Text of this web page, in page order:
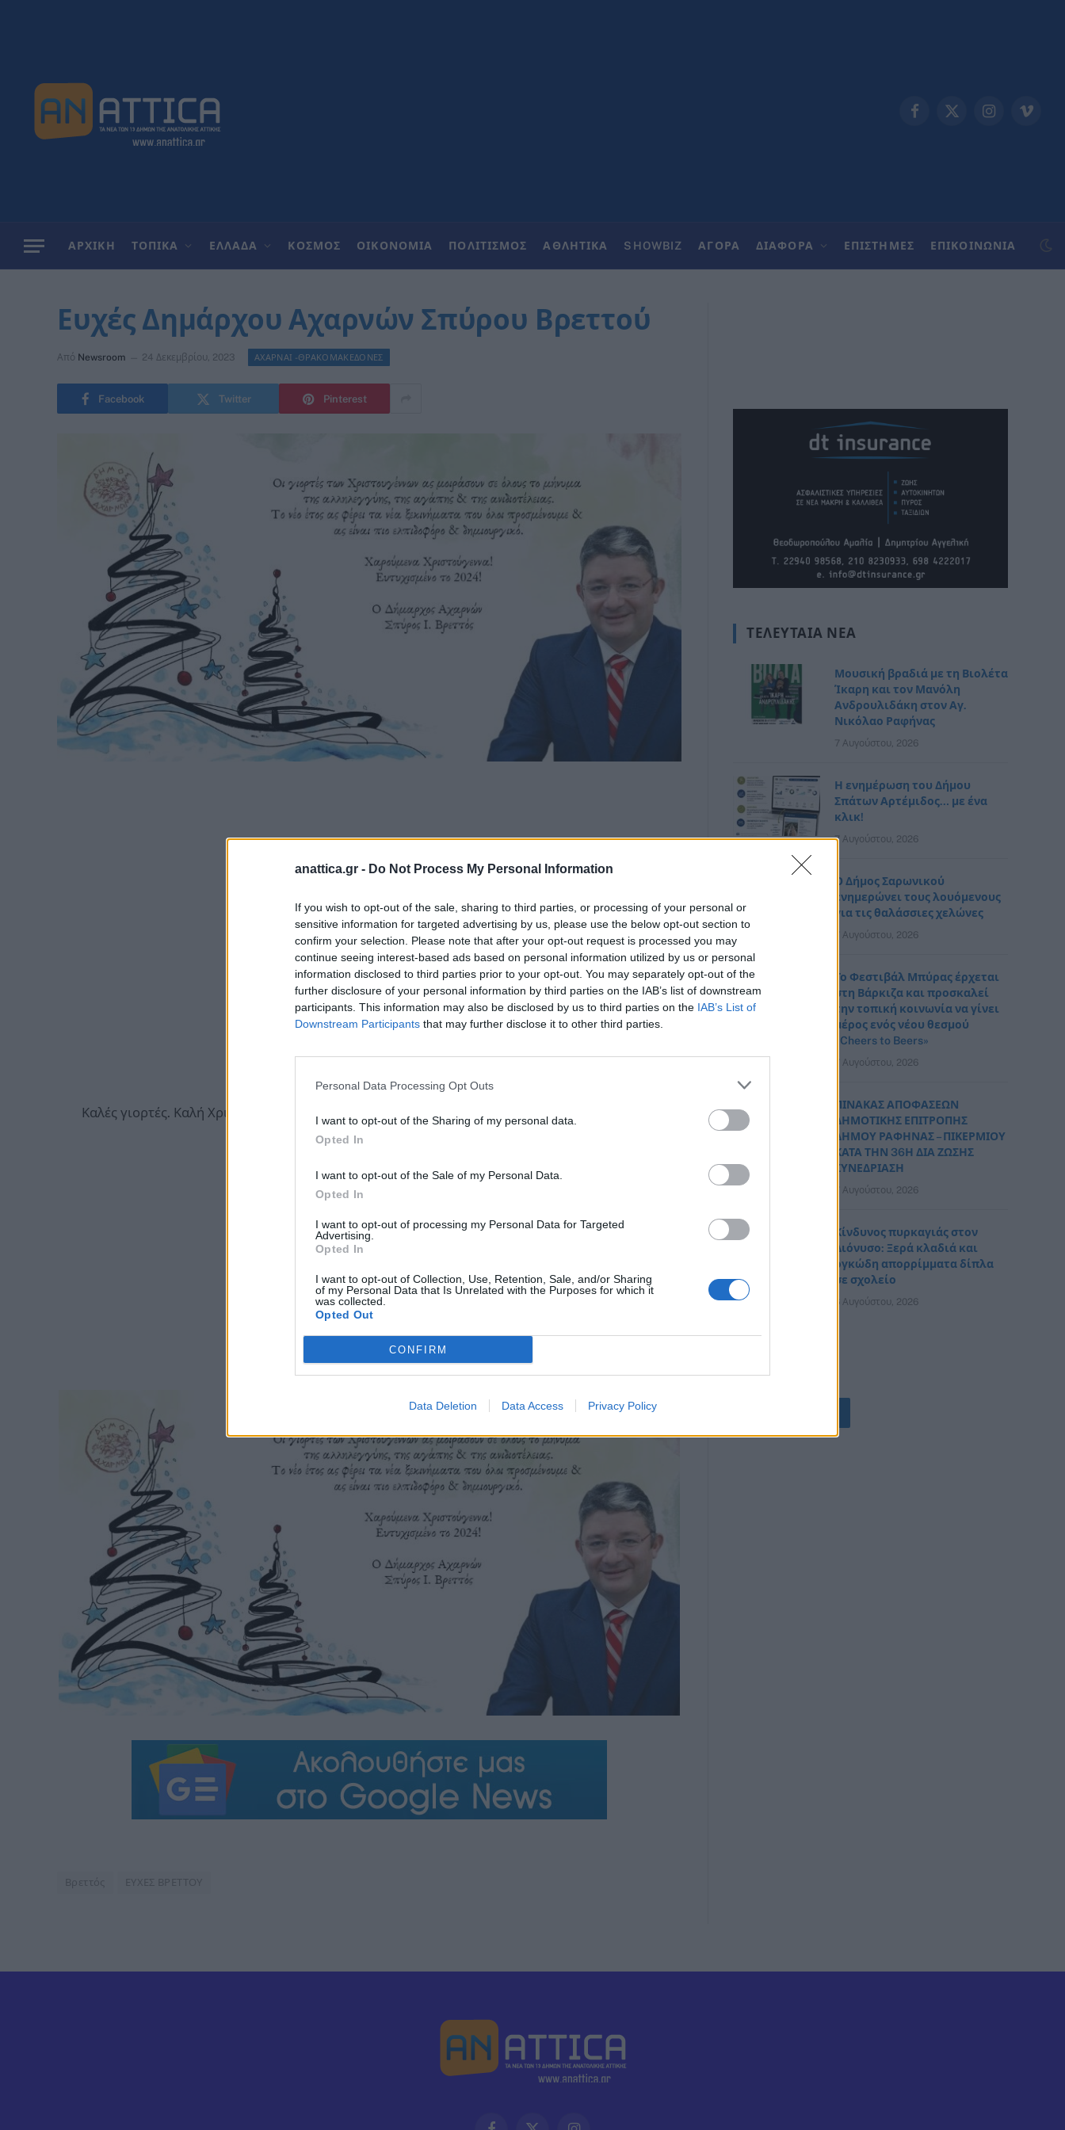
anattica.gr - Do Not Process My Personal Information
If you wish to opt-out of the sale, sharing to third parties, or processing of your personal or
sensitive information for targeted advertising by us, please use the below opt-out section to
confirm your selection. Please note that after your opt-out request is processed you may
continue seeing interest-based ads based on personal information utilized by us or personal
information disclosed to third parties prior to your opt-out. You may separately opt-out of the
further disclosure of your personal information by third parties on the IAB’s list of downstream
participants. This information may also be disclosed by us to third parties on the IAB’s List of
Downstream Participants that may further disclose it to other third parties.
Personal Data Processing Opt Outs
I want to opt-out of the Sharing of my personal data.
Opted In
I want to opt-out of the Sale of my Personal Data.
Opted In
I want to opt-out of processing my Personal Data for Targeted
Advertising.
Opted In
I want to opt-out of Collection, Use, Retention, Sale, and/or Sharing
of my Personal Data that Is Unrelated with the Purposes for which it
was collected.
Opted Out
CONFIRM
Data Deletion Data Access Privacy Policy
Facebook
X
InstagramVimeo
ΑΡΧΙΚΗ ΤΟΠΙΚΑ ΕΛΛΑΔΑ ΚΟΣΜΟΣ ΟΙΚΟΝΟΜΙΑ ΠΟΛΙΤΙΣΜΟΣ ΑΘΛΗΤΙΚΑ SHOWBIZ ΑΓΟΡΑ ΔΙΑΦΟΡΑ ΕΠΙΣΤΗΜΕΣ ΕΠΙΚΟΙΝΩΝΊΑ
Ευχές Δημάρχου Αχαρνών Σπύρου Βρεττού
Από Newsroom 24 Δεκεμβρίου, 2023 ΑΧΑΡΝΑΙ -ΘΡΑΚΟΜΑΚΕΔΟΝΕΣ
Facebook Twitter Pinterest
Καλές γιορτές. Καλή Χριστούγεννα και Ευτυχισμένο το νέο έτος!
Βρεττός ΕΥΧΕΣ ΒΡΕΤΤΟΥ
ΤΕΛΕΥΤΑΊΑ ΝΈΑ
Μουσική βραδιά με τη Βιολέτα
Ίκαρη και τον Μανόλη
Ανδρουλιδάκη στον Αγ.
Νικόλαο Ραφήνας
7 Αυγούστου, 2026
Η ενημέρωση του Δήμου
Σπάτων Αρτέμιδος… με ένα
κλικ!
7 Αυγούστου, 2026
Ο Δήμος Σαρωνικού
ενημερώνει τους λουόμενους
για τις θαλάσσιες χελώνες
7 Αυγούστου, 2026
Το Φεστιβάλ Μπύρας έρχεται
στη Βάρκιζα και προσκαλεί
την τοπική κοινωνία να γίνει
μέρος ενός νέου θεσμού
«Cheers to Beers»
7 Αυγούστου, 2026
ΠΙΝΑΚΑΣ ΑΠΟΦΑΣΕΩΝ
ΔΗΜΟΤΙΚΗΣ ΕΠΙΤΡΟΠΗΣ
ΔΗΜΟΥ ΡΑΦΗΝΑΣ – ΠΙΚΕΡΜΙΟΥ
ΚΑΤΑ ΤΗΝ 36Η ΔΙΑ ΖΩΣΗΣ
ΣΥΝΕΔΡΙΑΣΗ
7 Αυγούστου, 2026
Κίνδυνος πυρκαγιάς στον
Διόνυσο: Ξερά κλαδιά και
ογκώδη απορρίμματα δίπλα
σε σχολείο
6 Αυγούστου, 2026